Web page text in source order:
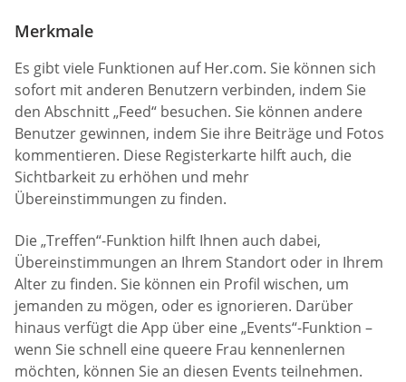
Merkmale
Es gibt viele Funktionen auf Her.com. Sie können sich
sofort mit anderen Benutzern verbinden, indem Sie
den Abschnitt „Feed“ besuchen. Sie können andere
Benutzer gewinnen, indem Sie ihre Beiträge und Fotos
kommentieren. Diese Registerkarte hilft auch, die
Sichtbarkeit zu erhöhen und mehr
Übereinstimmungen zu finden.
Die „Treffen“-Funktion hilft Ihnen auch dabei,
Übereinstimmungen an Ihrem Standort oder in Ihrem
Alter zu finden. Sie können ein Profil wischen, um
jemanden zu mögen, oder es ignorieren. Darüber
hinaus verfügt die App über eine „Events“-Funktion –
wenn Sie schnell eine queere Frau kennenlernen
möchten, können Sie an diesen Events teilnehmen.